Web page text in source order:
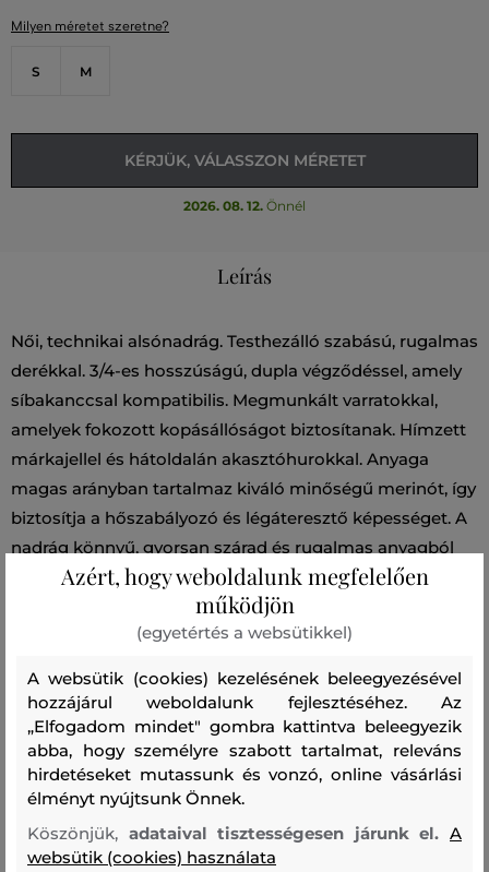
Milyen méretet szeretne?
S M
KÉRJÜK, VÁLASSZON MÉRETET
2026. 08. 12. Önnél
Leírás
Női, technikai alsónadrág. Testhezálló szabású, rugalmas
derékkal. 3/4-es hosszúságú, dupla végződéssel, amely
síbakanccsal kompatibilis. Megmunkált varratokkal,
amelyek fokozott kopásállóságot biztosítanak. Hímzett
márkajellel és hátoldalán akasztóhurokkal. Anyaga
magas arányban tartalmaz kiváló minőségű merinót, így
biztosítja a hőszabályozó és légáteresztő képességet. A
nadrág könnyű, gyorsan szárad és rugalmas anyagból
készült, amely szárazon és melegen tartja majd,
miközben azonban tökéletesen elvezeti a nedvességet.
Nagyon praktikus és kényelmes darab, amely téli
Szezon: FW24 Termék kódjaG79836010-624-PW-2N3
Összetétel
felső anyag
Azért, hogy weboldalunk megfelelően
működjön
(egyetértés a websütikkel)
A websütik (cookies) kezelésének beleegyezésével
hozzájárul weboldalunk fejlesztéséhez. Az
„Elfogadom mindet" gombra kattintva beleegyezik
abba, hogy személyre szabott tartalmat, releváns
hirdetéseket mutassunk és vonzó, online vásárlási
élményt nyújtsunk Önnek.
Köszönjük, adataival tisztességesen járunk el.A
websütik (cookies) használata